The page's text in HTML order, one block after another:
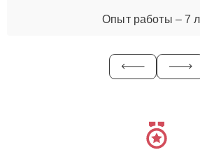
Опыт работы – 7